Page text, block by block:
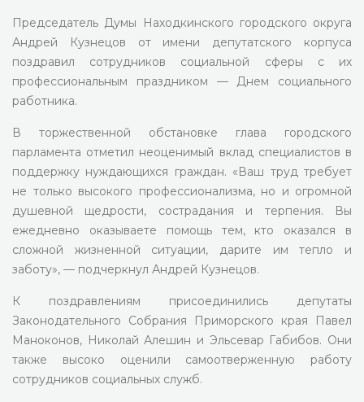
Председатель Думы Находкинского городского округа
Андрей Кузнецов от имени депутатского корпуса
поздравил сотрудников социальной сферы с их
профессиональным праздником — Днем социального
работника.
В торжественной обстановке глава городского
парламента отметил неоценимый вклад специалистов в
поддержку нуждающихся граждан. «Ваш труд требует
не только высокого профессионализма, но и огромной
душевной щедрости, сострадания и терпения. Вы
ежедневно оказываете помощь тем, кто оказался в
сложной жизненной ситуации, дарите им тепло и
заботу», — подчеркнул Андрей Кузнецов.
К поздравлениям присоединились депутаты
Законодательного Собрания Приморского края Павел
Маноконов, Николай Алешин и Эльсевар Габибов. Они
также высоко оценили самоотверженную работу
сотрудников социальных служб.